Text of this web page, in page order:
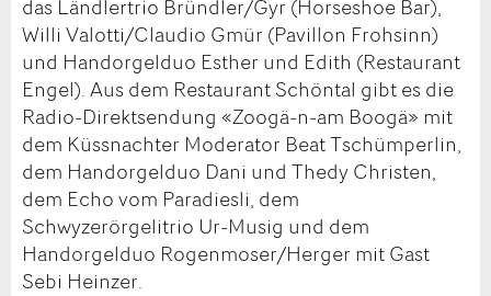
das Ländlertrio Bründler/Gyr (Horseshoe Bar),
Willi Valotti/Claudio Gmür (Pavillon Frohsinn)
und Handorgelduo Esther und Edith (Restaurant
Engel). Aus dem Restaurant Schöntal gibt es die
Radio-Direktsendung «Zoogä-n-am Boogä» mit
dem Küssnachter Moderator Beat Tschümperlin,
dem Handorgelduo Dani und Thedy Christen,
dem Echo vom Paradiesli, dem
Schwyzerörgelitrio Ur-Musig und dem
Handorgelduo Rogenmoser/Herger mit Gast
Sebi Heinzer.